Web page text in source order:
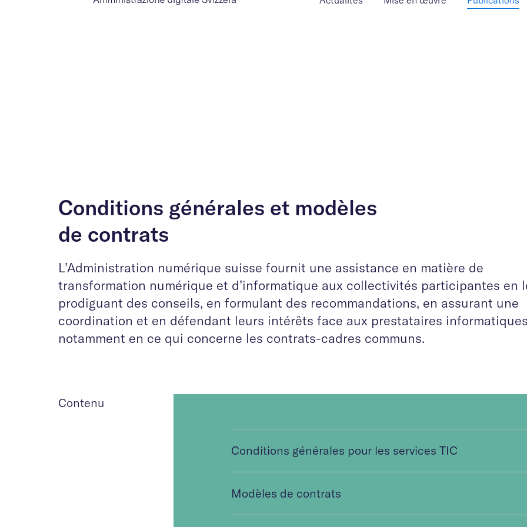
Conditions générales et modèles
de contrats
L’Administration numérique suisse fournit une assistance en matière de
transformation numérique et d’informatique aux collectivités participantes en
prodiguant des conseils, en formulant des recommandations, en assurant une
coordination et en défendant leurs intérêts face aux prestataires
notamment en ce qui concerne les contrats-cadres communs.
Contenu
Conditions générales pour les services TIC
Modèles de contrats